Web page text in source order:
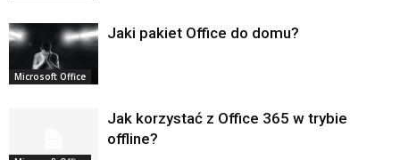
Microsoft Office
Jaki pakiet Office do domu?
Jak korzystać z Office 365 w trybie
offline?